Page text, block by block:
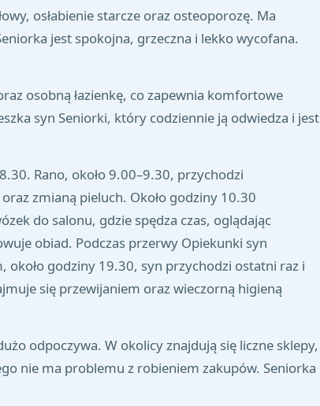
osłabienie starcze oraz osteoporozę. Ma
jest spokojna, grzeczna i lekko wycofana.
osobną łazienkę, co zapewnia komfortowe
syn Seniorki, który codziennie ją odwiedza i jest
Rano, około 9.00–9.30, przychodzi
zmianą pieluch. Około godziny 10.30
do salonu, gdzie spędza czas, oglądając
obiad. Podczas przerwy Opiekunki syn
godziny 19.30, syn przychodzi ostatni raz i
się przewijaniem oraz wieczorną higieną
odpoczywa. W okolicy znajdują się liczne sklepy,
nie ma problemu z robieniem zakupów. Seniorka